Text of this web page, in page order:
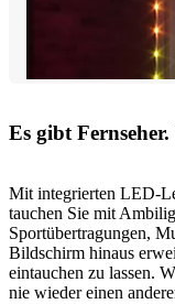
Es gibt
Mit integrierten LED-
tauchen Sie mit
Sportübertragungen,
Bildschirm hinaus
eintauchen zu lassen.
nie wieder einen